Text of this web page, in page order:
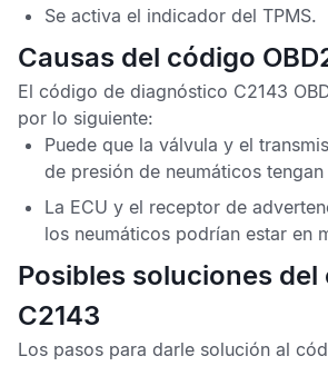
Se activa el indicador del TPMS.
Causas del código
El código de diagnóstico C2143
por lo siguiente:
Puede que la válvula y el
de presión de neumáticos
La ECU y el receptor de
los neumáticos podrían estar en
Posibles soluciones del
C2143
Los pasos para darle solución al